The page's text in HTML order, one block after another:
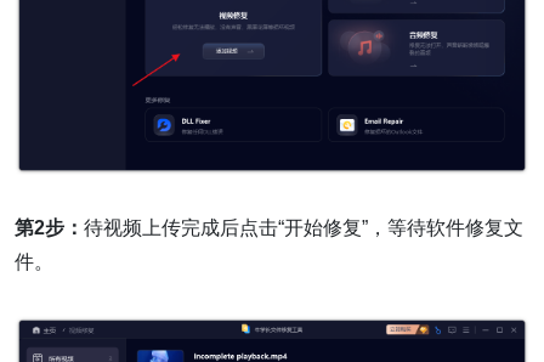
第2步： 待视频上传完成后点击“开始修复”，等待软件修复文
件。